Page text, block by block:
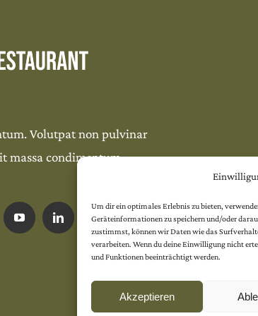
Um dir ein optimales Erlebnis zu bieten,
Geräteinformationen zu speichern und/oder
zustimmst, können wir Daten wie das
verarbeiten. Wenn du deine Einwilligung nicht
und Funktionen beeinträchtigt werden.
Akzeptieren
Volutpat non pulvinar
massa condimentum.